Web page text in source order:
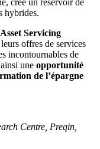
crée un réservoir de
hybrides.
Servicing
offres de services
incontournables de
une opportunité
de l’épargne
Centre, Preqin,